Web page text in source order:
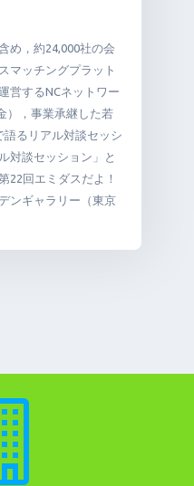
め，約24,000社の会
マッチングプラット
営するNCネットワー
），事業承継した若
るリアル対談セッシ
対談セッション」と
22回エミダスだよ！
ンギャラリー（東京